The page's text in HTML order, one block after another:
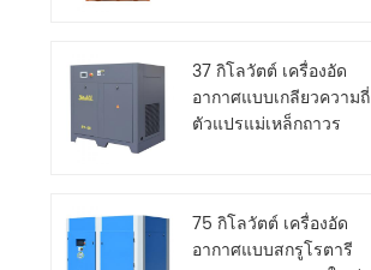
37 กิโลวัตต์ เครื่องอัด
อากาศแบบเกลียวความถี่
ตัวแปรแม่เหล็กถาวร
75 กิโลวัตต์ เครื่องอัด
อากาศแบบสกรูโรตารี